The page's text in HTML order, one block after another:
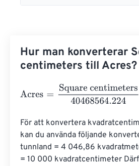
Hur man konverterar
centimeters till Acres?
Acres Square centimeters
För att konvertera
kan du använda följande
tunnland = 4 046,86
= 10 000 kvadratcentimeter